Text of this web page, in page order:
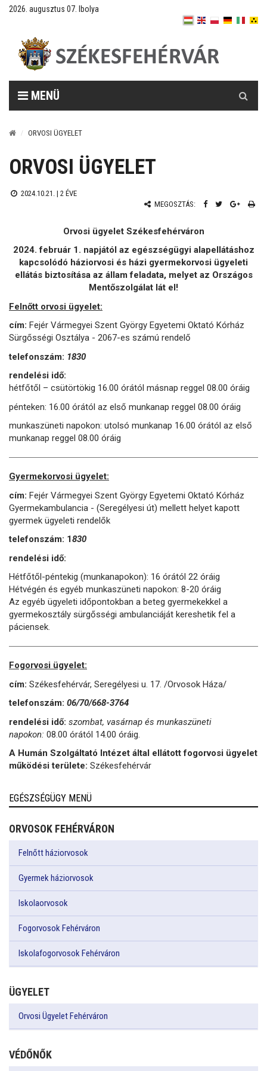
2026. augusztus 07. Ibolya
MENÜ
ORVOSI ÜGYELET
ORVOSI ÜGYELET
2024.10.21. | 2 ÉVE
MEGOSZTÁS:
Orvosi ügyelet Székesfehérváron
2024. február 1. napjától az egészségügyi alapellátáshoz
kapcsolódó háziorvosi és házi gyermekorvosi ügyeleti
ellátás biztosítása az állam feladata, melyet az Országos
Mentőszolgálat lát el!
Felnőtt orvosi ügyelet:
cím: Fejér Vármegyei Szent György Egyetemi Oktató Kórház
Sürgősségi Osztálya - 2067-es számú rendelő
telefonszám: 1830
rendelési idő:
hétfőtől – csütörtökig 16.00 órától másnap reggel 08.00 óráig
pénteken: 16.00 órától az első munkanap reggel 08.00 óráig
munkaszüneti napokon: utolsó munkanap 16.00 órától az első
munkanap reggel 08.00 óráig
Gyermekorvosi ügyelet:
cím: Fejér Vármegyei Szent György Egyetemi Oktató Kórház
Gyermekambulancia - (Seregélyesi út) mellett helyet kapott
gyermek ügyeleti rendelők
telefonszám: 1830
rendelési idő:
Hétfőtől-péntekig (munkanapokon): 16 órától 22 óráig
Hétvégén és egyéb munkaszüneti napokon: 8-20 óráig
Az egyéb ügyeleti időpontokban a beteg gyermekekkel a
gyermekosztály sürgősségi ambulanciáját kereshetik fel a
páciensek.
Fogorvosi ügyelet:
cím: Székesfehérvár, Seregélyesi u. 17. /Orvosok Háza/
telefonszám: 06/70/668-3764
rendelési idő: szombat, vasárnap és munkaszüneti
napokon: 08.00 órától 14.00 óráig.
A Humán Szolgáltató Intézet által ellátott fogorvosi ügyelet
működési területe: Székesfehérvár
EGÉSZSÉGÜGY MENÜ
ORVOSOK FEHÉRVÁRON
Felnőtt háziorvosok
Gyermek háziorvosok
Iskolaorvosok
Fogorvosok Fehérváron
Iskolafogorvosok Fehérváron
ÜGYELET
Orvosi Ügyelet Fehérváron
VÉDŐNŐK